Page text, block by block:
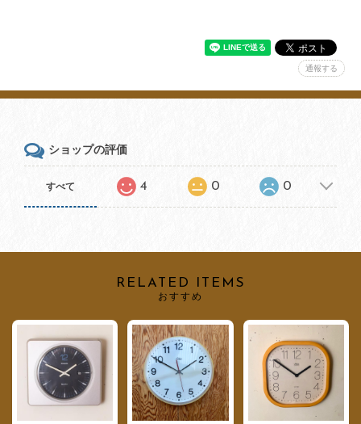
通報する
ショップの評価
すべて 4 0 0
RELATED ITEMS
おすすめ